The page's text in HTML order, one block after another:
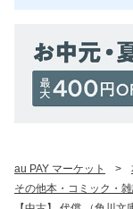
au PAY マーケット >
その他本・コミック・